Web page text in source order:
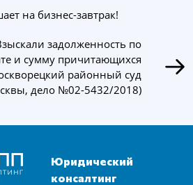
на бизнес-завтрак!
задолженность по
и сумму причитающихся
районный суд
дело №02-5432/2018)
Юридический
консалтинг